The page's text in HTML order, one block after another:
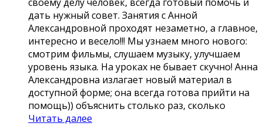
and the instrument of
culture, the instrument of
domination and liberation».
Angela Carter:
дать нужный совет. Занятия с Анной
Александровной проходят незаметно, а главное,
интересно и весело!!! Мы узнаем много нового:
смотрим фильмы, слушаем музыку, улучшаем
уровень языка. На уроках не бывает скучно! Анна
Александровна излагает новый материал в
доступной форме; она всегда готова прийти на
помощь)) объяснить столько раз, сколько
Читать далее